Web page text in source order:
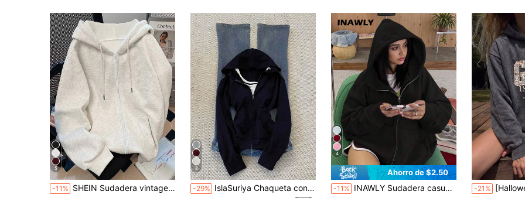
5
-11% SHEIN Sudadera vintage minimalista estadounidense, chaqueta de sudadera de moda y distintiva para mujer para otoño/invierno
8
-29% IslaSuriya Chaqueta con capucha de manga larga, minimalista y casual de unicolor para mujer
4
Ahorro de $2.50
-11% INAWLY Sudadera casual holgada con cremallera frontal, de manga larga y hombros caídos, de unicolor, para otoño -21% [Halloween] Sudadera con capucha para mujer,